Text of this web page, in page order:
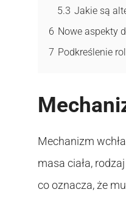
5.3 Jakie są
6 Nowe aspekty
7 Podkreślenie
Mechanizm
masa ciała,
co oznacza, że